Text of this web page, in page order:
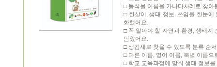
□ 동식물 이름을 가나다차례로 찾아
□ 한살이, 생태 정보, 쓰임을 한눈
화했어요.
□ 꼭 알아야 할 자연과 환경, 생태계
담았어요.
□ 생김새로 찾을 수 있도록 분류 순
□ 다른 이름, 영어 이름, 북녘 이름으
□ 학교 교육과정에 맞춰 생태 정보